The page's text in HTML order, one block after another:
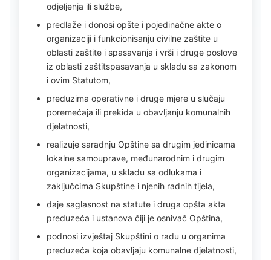
odjeljenja ili službe,
predlaže i donosi opšte i pojedinačne akte o
organizaciji i funkcionisanju civilne zaštite u
oblasti zaštite i spasavanja i vrši i druge poslove
iz oblasti zaštitspasavanja u skladu sa zakonom
i ovim Statutom,
preduzima operativne i druge mjere u slučaju
poremećaja ili prekida u obavljanju komunalnih
djelatnosti,
realizuje saradnju Opštine sa drugim jedinicama
lokalne samouprave, međunarodnim i drugim
organizacijama, u skladu sa odlukama i
zaključcima Skupštine i njenih radnih tijela,
daje saglasnost na statute i druga opšta akta
preduzeća i ustanova čiji je osnivač Opština,
podnosi izvještaj Skupštini o radu u organima
preduzeća koja obavljaju komunalne djelatnosti,